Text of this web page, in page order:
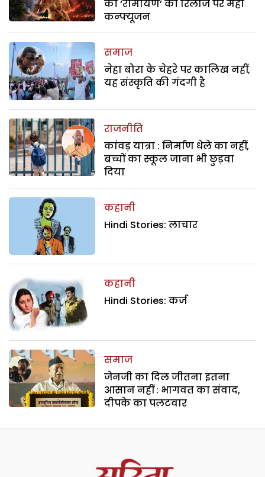
की ‘रामायण’ की रिलीज पर महा
कन्फ्यूजन
समाज
नेहा बोरा के चेहरे पर कालिख नहीं,
यह संस्कृति की गंदगी है
राजनीति
कांवड़ यात्रा : निर्माण धेले का नहीं,
बच्चों का स्कूल जाना भी छुड़वा
दिया
कहानी
Hindi Stories: लाचार
कहानी
Hindi Stories: कर्ज
समाज
जेनजी का दिल जीतना इतना
आसान नहीं : भागवत का संवाद,
दीपके का पलटवार